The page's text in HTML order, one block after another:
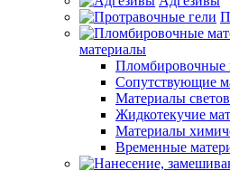
материалы
Пломбировочные
Сопутствующие
Материалы
Жидкотекучие
Материалы
Временные